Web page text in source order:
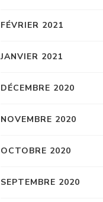
FÉVRIER 2021
JANVIER 2021
DÉCEMBRE 2020
NOVEMBRE 2020
OCTOBRE 2020
SEPTEMBRE 2020